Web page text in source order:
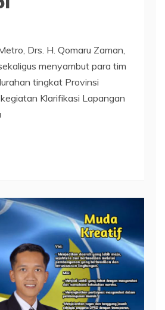
Drs. H. Qomaru Zaman,
menyambut para tim
tingkat Provinsi
Klarifikasi Lapangan